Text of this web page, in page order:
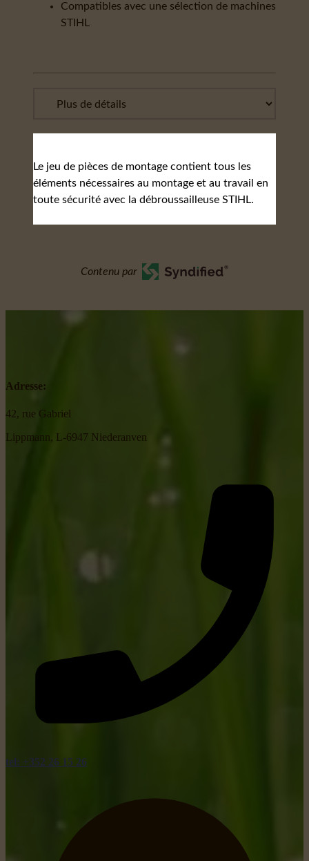
Compatibles avec une sélection de machines
STIHL
Le jeu de pièces de montage contient tous les
éléments nécessaires au montage et au travail en
toute sécurité avec la débroussailleuse STIHL.
Contenu par
Adresse:
42, rue Gabriel
Lippmann, L-6947 Niederanven
tel: +352 26 15 26